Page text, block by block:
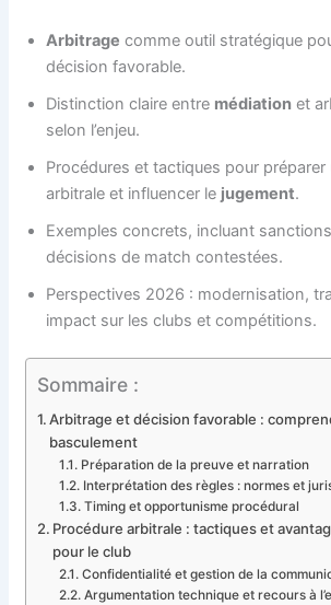
Arbitrage comme outil stratégique
décision favorable.
Distinction claire entre médiation et
selon l’enjeu.
Procédures et tactiques pour préparer
arbitrale et influencer le jugement.
Exemples concrets, incluant
décisions de match contestées.
Perspectives 2026 : modernisation,
impact sur les clubs et compétitions.
Sommaire :
Arbitrage et décision favorable :
basculement
Préparation de la preuve et narration
Interprétation des règles : normes et
Timing et opportunisme procédural
Procédure arbitrale : tactiques et
pour le club
Confidentialité et gestion de la
Argumentation technique et recours à